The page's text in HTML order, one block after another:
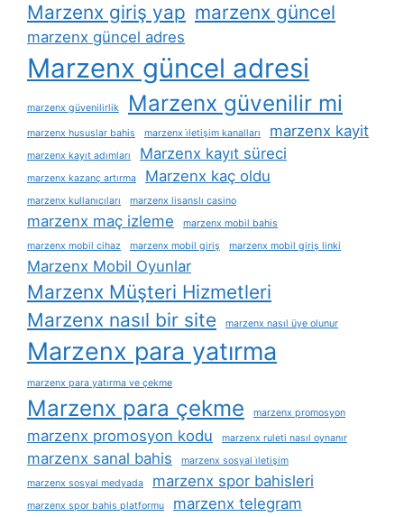
Marzenx giriş yap marzenx güncel
marzenx güncel adres
Marzenx güncel adresi
marzenx güvenilirlik Marzenx güvenilir mi
marzenx hususlar bahis marzenx i̇letişim kanalları marzenx kayit
marzenx kayıt adımları Marzenx kayıt süreci
marzenx kazanç artırma Marzenx kaç oldu
marzenx kullanıcıları marzenx lisanslı casino
marzenx maç izleme
marzenx mobil bahis
marzenx mobil cihaz
marzenx mobil giriş marzenx mobil giriş linki
Marzenx Mobil Oyunlar
Marzenx Müşteri Hizmetleri
Marzenx nasıl bir site
marzenx nasıl üye olunur
Marzenx para yatırma
marzenx para yatırma ve çekme
Marzenx para çekme marzenx promosyon
marzenx promosyon kodu marzenx ruleti nasıl oynanır
marzenx sanal bahis
marzenx sosyal i̇letişim
marzenx sosyal medyada
marzenx spor bahisleri
marzenx spor bahis platformu marzenx telegram